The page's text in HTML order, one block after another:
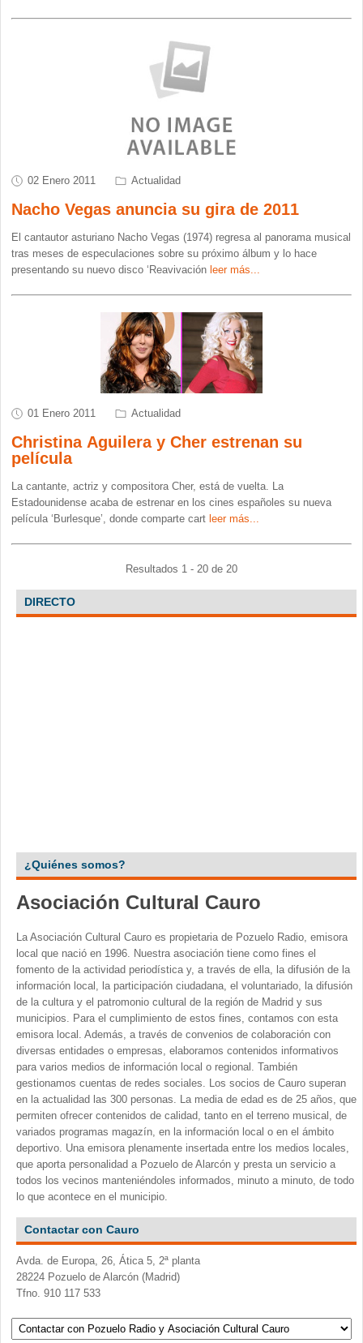
02 Enero 2011 Actualidad
Nacho Vegas anuncia su gira de 2011
El cantautor asturiano Nacho Vegas (1974) regresa al panorama musical
tras meses de especulaciones sobre su próximo álbum y lo hace
presentando su nuevo disco ‘Reavivación leer más...
01 Enero 2011 Actualidad
Christina Aguilera y Cher estrenan su
película
La cantante, actriz y compositora Cher, está de vuelta. La
Estadounidense acaba de estrenar en los cines españoles su nueva
película ‘Burlesque’, donde comparte cart leer más...
Resultados 1 - 20 de 20
DIRECTO
¿Quiénes somos?
Asociación Cultural Cauro
La Asociación Cultural Cauro es propietaria de Pozuelo Radio, emisora
local que nació en 1996. Nuestra asociación tiene como fines el
fomento de la actividad periodística y, a través de ella, la difusión de la
información local, la participación ciudadana, el voluntariado, la difusión
de la cultura y el patromonio cultural de la región de Madrid y sus
municipios. Para el cumplimiento de estos fines, contamos con esta
emisora local. Además, a través de convenios de colaboración con
diversas entidades o empresas, elaboramos contenidos informativos
para varios medios de información local o regional. También
gestionamos cuentas de redes sociales. Los socios de Cauro superan
en la actualidad las 300 personas. La media de edad es de 25 años, que
permiten ofrecer contenidos de calidad, tanto en el terreno musical, de
variados programas magazín, en la información local o en el ámbito
deportivo. Una emisora plenamente insertada entre los medios locales,
que aporta personalidad a Pozuelo de Alarcón y presta un servicio a
todos los vecinos manteniéndoles informados, minuto a minuto, de todo
lo que acontece en el municipio.
Contactar con Cauro
Avda. de Europa, 26, Ática 5, 2ª planta
28224 Pozuelo de Alarcón (Madrid)
Tfno. 910 117 533